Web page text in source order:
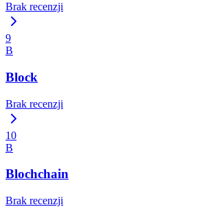
Brak recenzji
9
B
Block
Brak recenzji
10
B
Blochchain
Brak recenzji